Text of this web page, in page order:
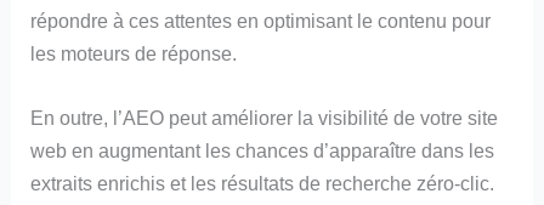
répondre à ces attentes en optimisant le contenu pour
les moteurs de réponse.
En outre, l’AEO peut améliorer la visibilité de votre site
web en augmentant les chances d’apparaître dans les
extraits enrichis et les résultats de recherche zéro-clic.